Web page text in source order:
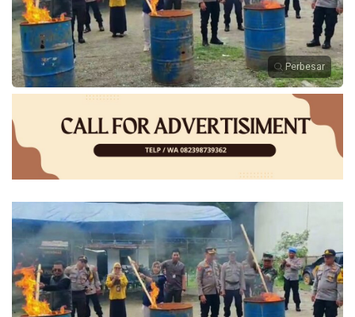
Perbesar